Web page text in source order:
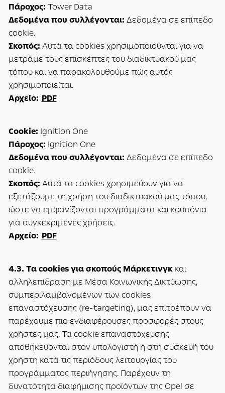
Πάροχος: Tower Data
Δεδομένα που συλλέγονται: Δεδομένα σε επίπεδο
cookie.
Σκοπός: Αυτά τα cookies χρησιμοποιούνται για να
μετράμε τους επισκέπτες του διαδικτυακού μας
τόπου και να παρακολουθούμε πώς αυτός
χρησιμοποιείται.
Αρχείο: PDF
Cookie: Ignition One
Πάροχος: Ignition One
Δεδομένα που συλλέγονται: Δεδομένα σε επίπεδο
cookie.
Σκοπός: Αυτά τα cookies χρησιμεύουν για να
εξετάζουμε τη χρήση του διαδικτυακού μας τόπου,
ώστε να εμφανίζονται προγράμματα και κουπόνια
για συγκεκριμένες χρήσεις.
Αρχείο: PDF
4.3. Τα cookies για σκοπούς Μάρκετινγκκαι
αλληλεπίδραση με Μέσα Κοινωνικής Δικτύωσης,
συμπεριλαμβανομένων των cookies
επαναστόχευσης (re-targeting), μας επιτρέπουν να
παρέχουμε πιο ενδιαφέρουσες προσφορές στους
χρήστες μας. Τα cookie επαναστόχευσης
αποθηκεύονται στον υπολογιστή ή στη συσκευή του
χρήστη κατά τις περιόδους λειτουργίας του
προγράμματος περιήγησης. Παρέχουν τη
δυνατότητα διαφήμισης προϊόντων της Opel σε